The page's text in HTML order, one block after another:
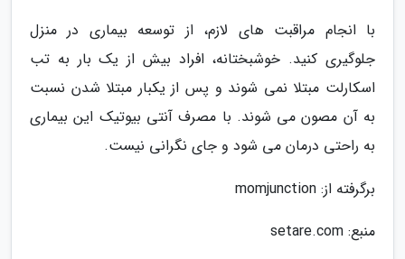
با انجام مراقبت های لازم، از توسعه بیماری در منزل
جلوگیری کنید. خوشبختانه، افراد بیش از یک بار به تب
اسکارلت مبتلا نمی شوند و پس از یکبار مبتلا شدن نسبت
به آن مصون می شوند. با مصرف آنتی بیوتیک این بیماری
به راحتی درمان می شود و جای نگرانی نیست.
برگرفته از: momjunction
منبع: setare.com